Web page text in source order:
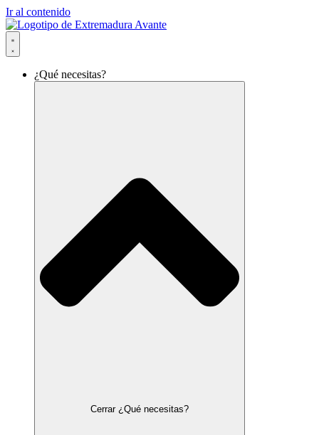
Ir al contenido
¿Qué necesitas?
Cerrar ¿Qué necesitas?